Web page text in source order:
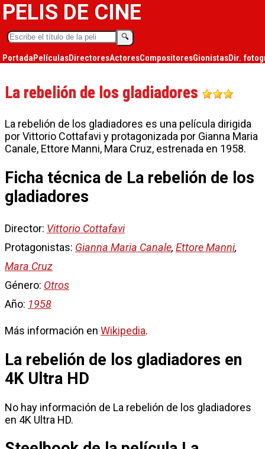
PELIS DE CINE
🔍︎
PortadaPelículasDirectoresActoresCompositoresGionistasDir.
La rebelión de los gladiadores
La rebelión de los gladiadores es una película dirigida
por Vittorio Cottafavi y protagonizada por Gianna Maria
Canale, Ettore Manni, Mara Cruz, estrenada en 1958.
Ficha técnica de La rebelión de los
gladiadores
Director: Vittorio Cottafavi
Protagonistas: Gianna Maria Canale, Ettore Manni,
Mara Cruz
Género: Otros
Año: 1958
Más información en Wikipedia.
La rebelión de los gladiadores en
4K Ultra HD
No hay información de La rebelión de los gladiadores
en 4K Ultra HD.